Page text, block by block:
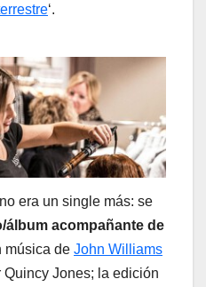
‘.
era un single más: se
álbum acompañante de
música de John Williams
Jones; la edición